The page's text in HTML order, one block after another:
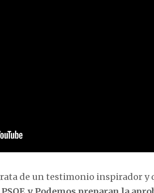
de un testimonio inspirador y